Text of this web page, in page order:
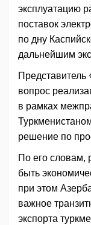
эксплуатацию
поставок
по дну
дальнейшим
Представитель
вопрос
в рамках
решение по
По его словам,
быть
при этом
важное
экспорта